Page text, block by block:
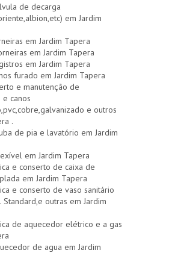
de decarga
em Jardim
em Jardim Tapera
em Jardim Tapera
em Jardim Tapera
furado em Jardim Tapera
e manutenção de
canos
e outros
.
de pia e lavatório em Jardim
em Jardim Tapera
e conserto de caixa de
em Jardim Tapera
e conserto de vaso sanitário
outras em Jardim
de aquecedor elétrico e a gas
de agua em Jardim